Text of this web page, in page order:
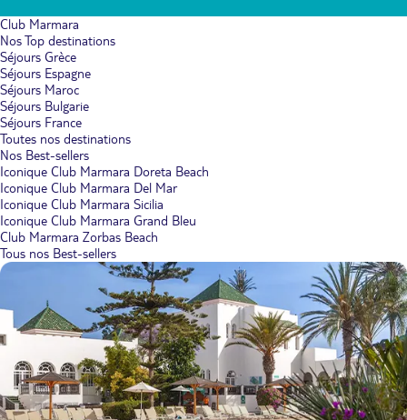
Club Marmara
Nos Top destinations
Séjours Grèce
Séjours Espagne
Séjours Maroc
Séjours Bulgarie
Séjours France
Toutes nos destinations
Nos Best-sellers
Iconique Club Marmara Doreta Beach
Iconique Club Marmara Del Mar
Iconique Club Marmara Sicilia
Iconique Club Marmara Grand Bleu
Club Marmara Zorbas Beach
Tous nos Best-sellers